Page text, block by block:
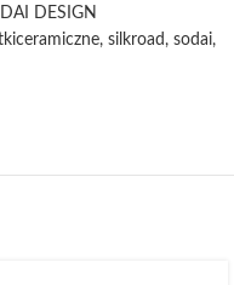
DESIGN
, silkroad , sodai,